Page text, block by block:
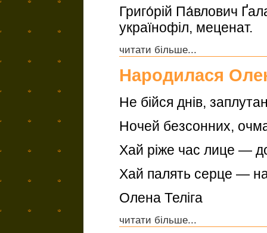
Григо́рій Па́влович
українофіл, меценат.
читати більше...
Народилася
Не бійся днів,
Ночей безсонних,
Хай ріже час лице —
Хай палять серце —
Олена Теліга
читати більше...